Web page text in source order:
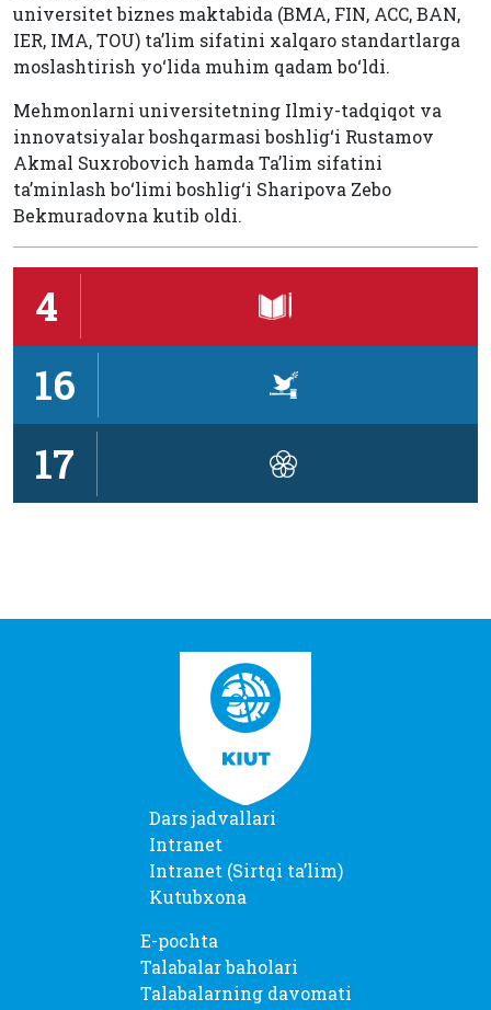
universitet biznes maktabida (BMA, FIN, ACC, BAN,
IER, IMA, TOU) ta’lim sifatini xalqaro standartlarga
moslashtirish yo‘lida muhim qadam bo‘ldi.
Mehmonlarni universitetning Ilmiy-tadqiqot va
innovatsiyalar boshqarmasi boshlig‘i Rustamov
Akmal Suxrobovich hamda Ta’lim sifatini
ta’minlash bo‘limi boshlig‘i Sharipova Zebo
Bekmuradovna kutib oldi.
4
16
17
Dars jadvallari
Intranet
Intranet (Sirtqi taʼlim)
Kutubxona
E-pochta
Talabalar baholari
Talabalarning davomati